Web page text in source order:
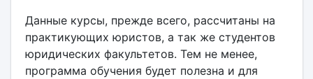
Данные курсы, прежде всего, рассчитаны на
практикующих юристов, а так же студентов
юридических факультетов. Тем не менее,
программа обучения будет полезна и для